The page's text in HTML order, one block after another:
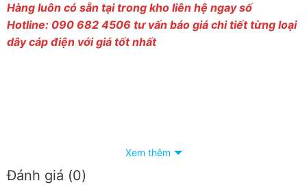
Hàng luôn có sẵn tại trong kho liên hệ ngay số
Hotline: 090 682 4506 tư vấn báo giá chi tiết từng loại
dây cáp điện với giá tốt nhất
Xem thêm
Đánh giá (0)